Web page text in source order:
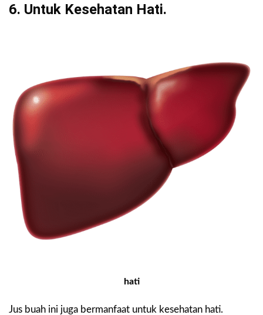
6. Untuk Kesehatan Hati.
hati
Jus buah ini juga bermanfaat untuk kesehatan hati.